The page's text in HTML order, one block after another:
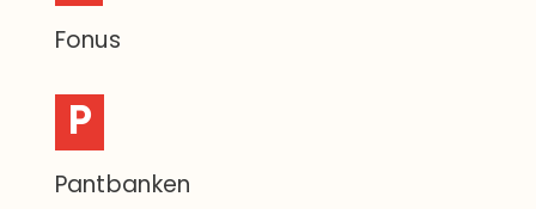
Fonus
P
Pantbanken